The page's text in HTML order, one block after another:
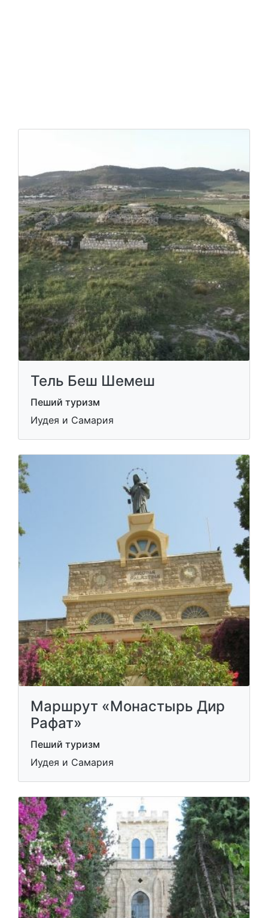
Тель Беш Шемеш
Пеший туризм
Иудея и Самария
Маршрут «Монастырь Дир
Рафат»
Пеший туризм
Иудея и Самария